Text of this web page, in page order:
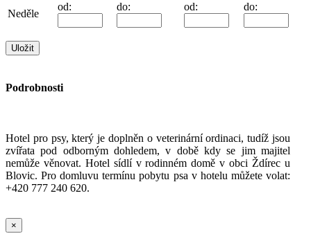
Neděle
od: do: od: do:
Podrobnosti
Hotel pro psy, který je doplněn o veterinární ordinaci, tudíž jsou
zvířata pod odborným dohledem, v době kdy se jim majitel
nemůže věnovat. Hotel sídlí v rodinném domě v obci Ždírec u
Blovic. Pro domluvu termínu pobytu psa v hotelu můžete volat:
+420 777 240 620.
×